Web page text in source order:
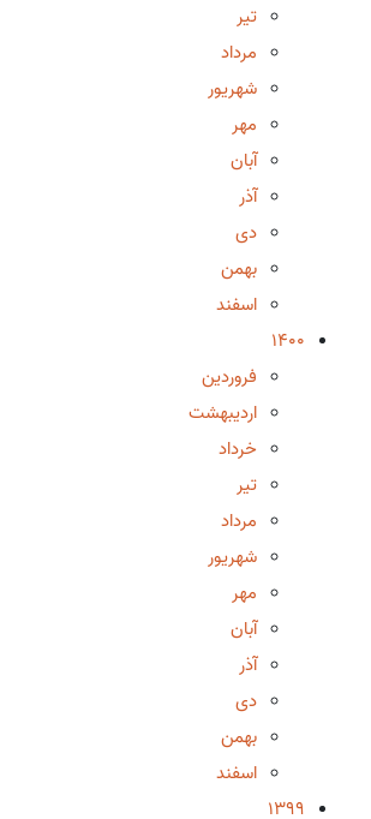
تیر
مرداد
شهریور
مهر
آبان
آذر
دی
بهمن
اسفند
1400
فروردین
اردیبهشت
خرداد
تیر
مرداد
شهریور
مهر
آبان
آذر
دی
بهمن
اسفند
1399